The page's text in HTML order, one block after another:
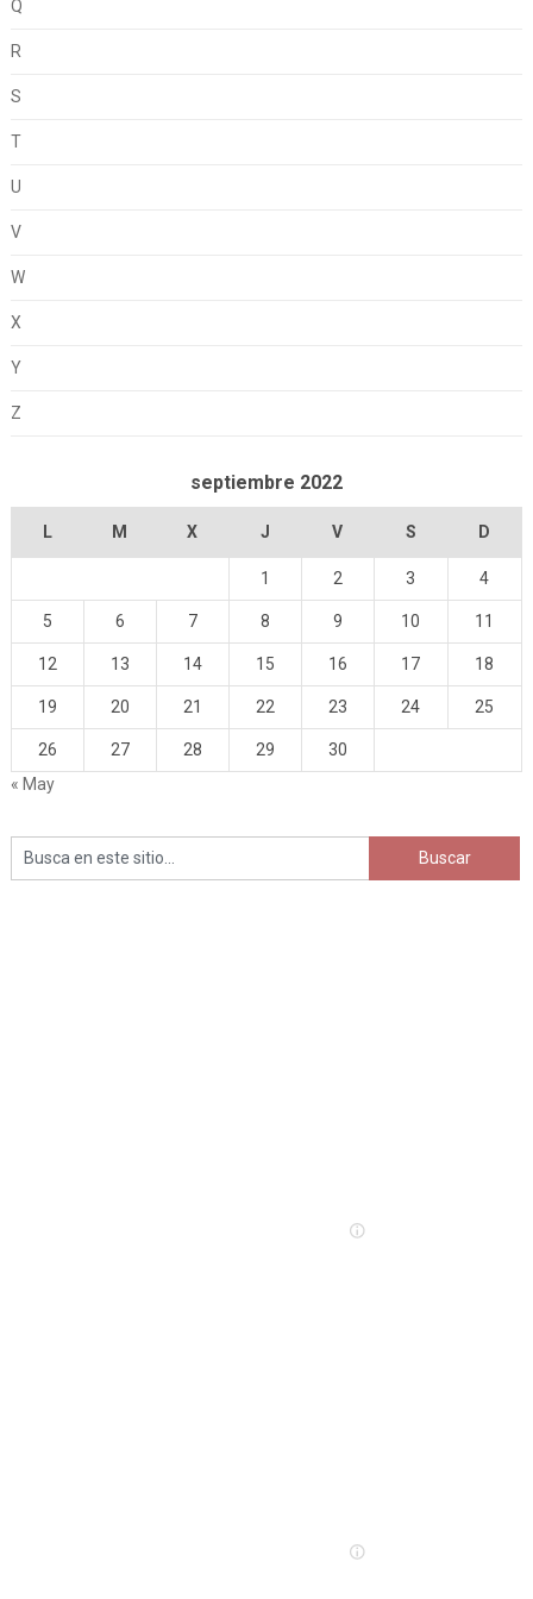
Q
R
S
T
U
V
W
X
Y
Z
septiembre 2022
L M X J V S D
1 2 3 4
5 6 7 8 9 10 11
12 13 14 15 16 17 18
19 20 21 22 23 24 25
26 27 28 29
30
« May